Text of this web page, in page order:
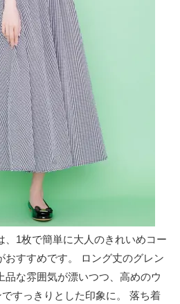
、1枚で簡単に大人のきれいめコー
。 ロング丈のグレン
品な雰囲気が漂いつつ、高めのウ
きりとした印象に。 落ち着